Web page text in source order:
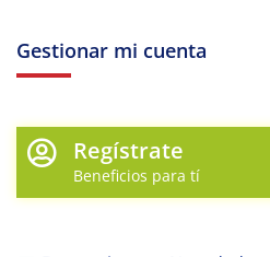
Gestionar mi cuenta
Regístrate
Beneficios para tí